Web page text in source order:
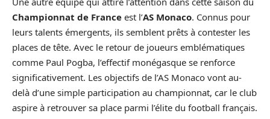
Championnat de France est l’AS Monaco. Connus pour
leurs talents émergents, ils semblent prêts à contester les
places de tête. Avec le retour de joueurs emblématiques
comme Paul Pogba, l’effectif monégasque se renforce
significativement. Les objectifs de l’AS Monaco vont au-
delà d’une simple participation au championnat, car le club
aspire à retrouver sa place parmi l’élite du football français.